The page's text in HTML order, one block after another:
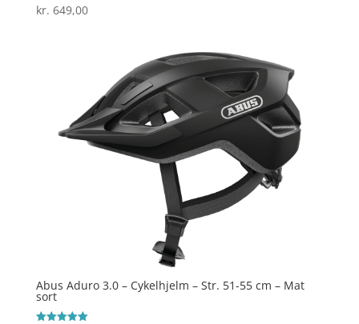
Vurderet
4.7
kr. 649,00
Abus Aduro 3.0 – Cykelhjelm – Str. 51-55 cm – Mat
sort